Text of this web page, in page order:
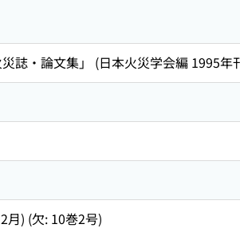
誌・論文集」 (日本火災学会編 1995年
月) (欠: 10巻2号)